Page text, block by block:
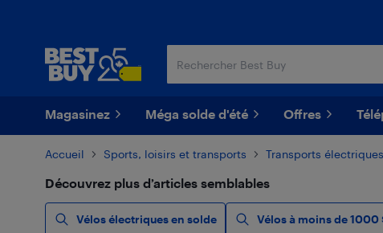
Magasinez Méga solde d'été Offres
Accueil Sports, loisirs et transports Transports électriques
Découvrez plus d’articles semblables
Vélos électriques en solde Vélos à moins de 1000